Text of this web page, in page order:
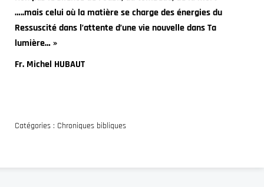
…..mais celui où la matière se charge des énergies du
Ressuscité dans l’attente d’une vie nouvelle dans Ta
lumière… »
Fr. Michel HUBAUT
Catégories : Chroniques bibliques